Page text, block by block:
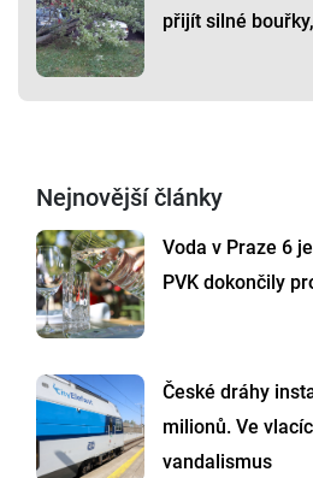
přijít silné
Nejnovější články
Voda v Praze 6
PVK dokončily
České dráhy
milionů. Ve
vandalismus